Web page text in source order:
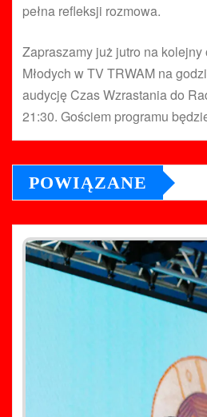
pełna refleksji rozmowa.
Zapraszamy już jutro na
Młodych w TV TRWAM na
audycję Czas Wzrastania do
21:30. Gościem programu
POWIĄZANE